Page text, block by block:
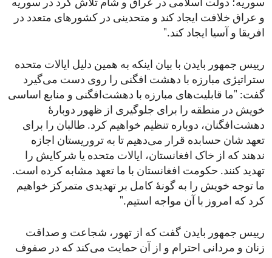
سوریه؛ دولت اسلامی در عراق و شام تلاش کرد در سوریه
و عراق خلافت ایجاد کند و متحدینی در کشورهای متعدد در
افریقا و آسیا ایجاد کند."
رییس جمهور بایدن با بیان اینکه به همین دلیل ایالات متحده
ستراتیژی مبارزه با دهشت افگنی را روی دست می‌گیرد
گفت: "ما قابلیت‌های مبارزه با دهشت‌افگنی و منابع اساسی
خویش در منطقه را برای جلوگیری از ظهور دوبارۀ
دهشت‌افگنان، دوباره تنظیم خواهیم کرد. طالبان را برای
تعهد شان حسابده قرار می‌دهیم تا به تروریستان اجازه
ندهند که از خاک افغانستان، ایالات متحده یا شرکایش را
تهدید کنند. حکومت افغانستان با ما تعهد مشابه کرده است.
ما توجه خویش را به گونۀ‌ کامل بر تهدیدی متمرکز خواهیم
کرد که امروز با آن مواجه استیم."
رییس جمهور بایدن گفت که از تهور، شجاعت و صداقت
زنان و مردانی احترام و از آن حمایت می‌کند که در صفوف